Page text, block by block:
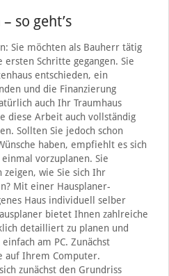
so geht’s
Sie möchten als Bauherr tätig
Schritte gegangen. Sie
entschieden, ein
und die Finanzierung
auch Ihr Traumhaus
diese Arbeit auch vollständig
Sollten Sie jedoch schon
haben, empfiehlt es sich
vorzuplanen. Sie
wie Sie sich Ihr
Mit einer Hausplaner-
Haus individuell selber
bietet Ihnen zahlreiche
detailliert zu planen und
am PC. Zunächst
auf Ihrem Computer.
zunächst den Grundriss